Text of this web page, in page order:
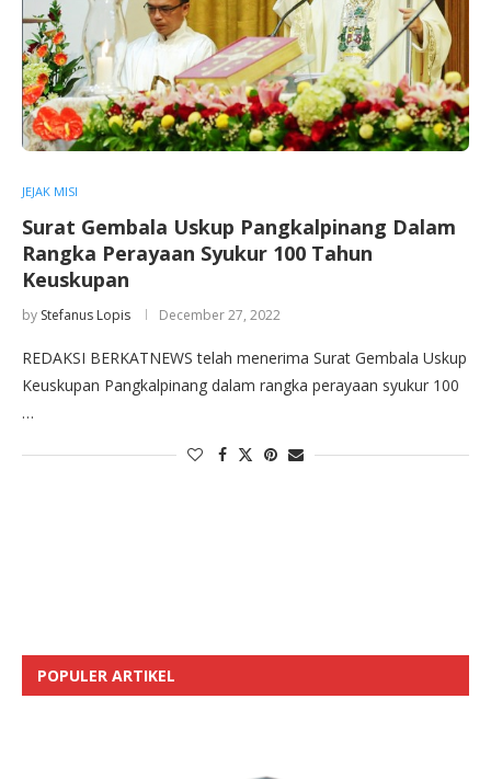
JEJAK MISI
Surat Gembala Uskup Pangkalpinang Dalam
Rangka Perayaan Syukur 100 Tahun
Keuskupan
by Stefanus Lopis December 27, 2022
REDAKSI BERKATNEWS telah menerima Surat Gembala Uskup
Keuskupan Pangkalpinang dalam rangka perayaan syukur 100
…
POPULER ARTIKEL